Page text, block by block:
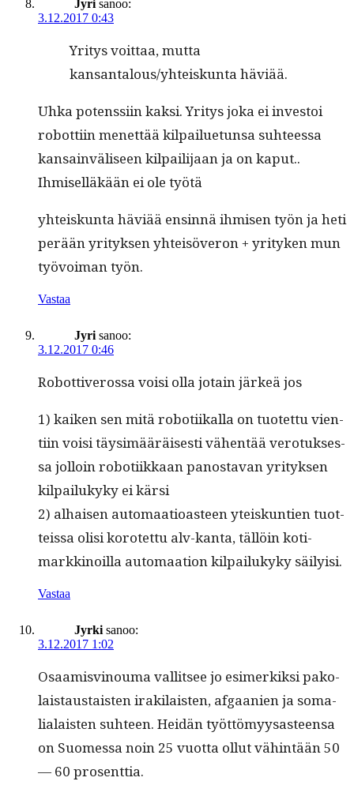
Jyri sanoo:
3.12.2017 0:43
Yri­tys voit­taa, mut­ta
kansantalous/yhteiskunta häviää.
Uhka potenssi­in kak­si. Yri­tys joka ei investoi
robot­ti­in menet­tää kil­pailue­tun­sa suh­teessa
kan­sain­väliseen kil­pail­i­jaan ja on kaput..
Ihmisel­läkään ei ole työtä
yhteiskun­ta häviää ensin­nä ihmisen työn ja heti
perään yri­tyk­sen yhteisöveron + yri­tyken mun
työvoiman työn.
Vastaa
Jyri sanoo:
3.12.2017 0:46
Robot­tiverossa voisi olla jotain järkeä jos
1) kaiken sen mitä roboti­ikalla on tuotet­tu vien­
ti­in voisi täysimääräis­es­ti vähen­tää vero­tuk­ses­
sa jol­loin roboti­ikkaan panos­ta­van yri­tyk­sen
kil­pailukyky ei kärsi
2) alhaisen automaa­tioas­t­een yteiskun­tien tuot­
teis­sa olisi korotet­tu alv-kan­ta, täl­löin koti­
markki­noil­la automaa­tion kil­pailukyky säilyisi.
Vastaa
Jyrki sanoo:
3.12.2017 1:02
Osaamisvi­nouma val­lit­see jo esimerkik­si pako­
lais­taus­tais­ten irak­i­lais­ten, afgaanien ja soma­
lialais­ten suh­teen. Hei­dän työt­tömyysas­teen­sa
on Suomes­sa noin 25 vuot­ta ollut vähin­tään 50
— 60 prosenttia.